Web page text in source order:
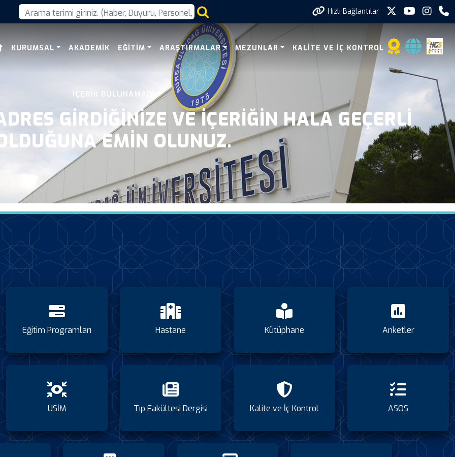
Hızlı Bağlantılar
KURUMSAL AKADEMIK EĞITIM ARAŞTIRMALAR MEZUNLAR KALITE VE İÇ KONTROL
İÇERIK BULUNAMADI
GIRDIĞINIZE VE IÇERIĞIN HALA GEÇERLI
EMIN OLUNUZ.
Eğitim Programları Hastane Kütüphane Anketler
USİM Tıp Fakültesi Dergisi Kalite ve İç Kontrol ASOS